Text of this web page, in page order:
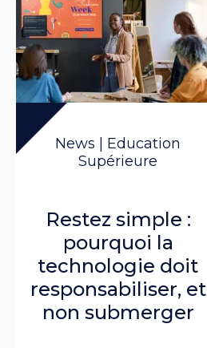
News | Education
Supérieure
Restez simple :
pourquoi la
technologie doit
responsabiliser, et
non submerger